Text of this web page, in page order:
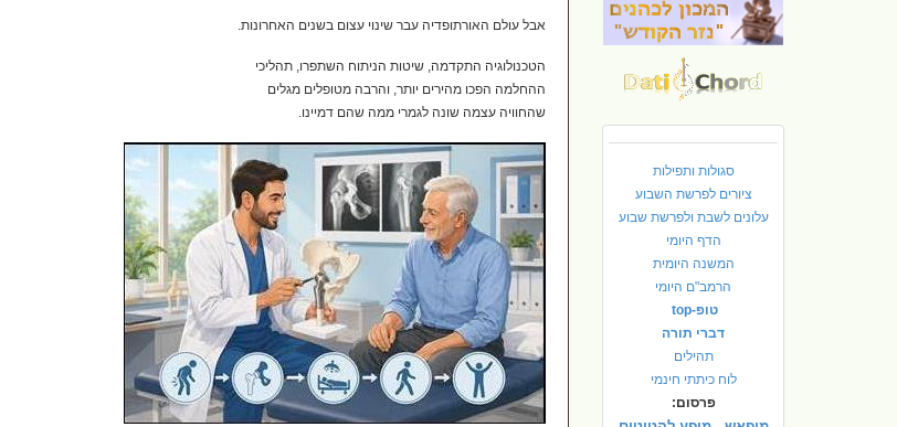
סגולות ותפילות
ציורים לפרשת השבוע
עלונים לשבת ולפרשת שבוע
הדף היומי
המשנה היומית
הרמב"ם היומי
טופ-top
דברי תורה
תהילים
לוח כיתתי חינמי
פרסום:
אבל עולם האורתופדיה עבר שינוי עצום בשנים האחרונות.
הטכנולוגיה התקדמה, שיטות הניתוח השתפרו, תהליכי
ההחלמה הפכו מהירים יותר, והרבה מטופלים מגלים
שהחוויה עצמה שונה לגמרי ממה שהם דמיינו.